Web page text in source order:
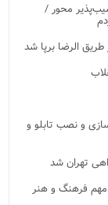
محور /
و نصب تابلو و
رویدادهای ملی ۲ اولویت مهم فرهنگ و هنر